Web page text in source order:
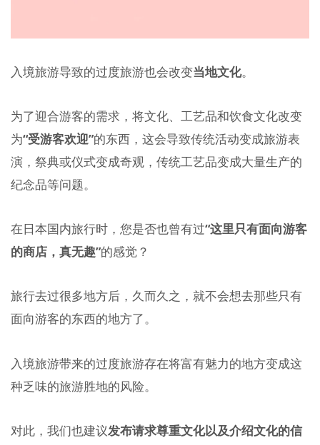
入境旅游导致的过度旅游也会改变当地文化。
为了迎合游客的需求，将文化、工艺品和饮食文化改变
为“受游客欢迎”的东西，这会导致传统活动变成旅游表
演，祭典或仪式变成奇观，传统工艺品变成大量生产的
纪念品等问题。
在日本国内旅行时，您是否也曾有过“这里只有面向游客
的商店，真无趣”的感觉？
旅行去过很多地方后，久而久之，就不会想去那些只有
面向游客的东西的地方了。
入境旅游带来的过度旅游存在将富有魅力的地方变成这
种乏味的旅游胜地的风险。
对此，我们也建议发布请求尊重文化以及介绍文化的信